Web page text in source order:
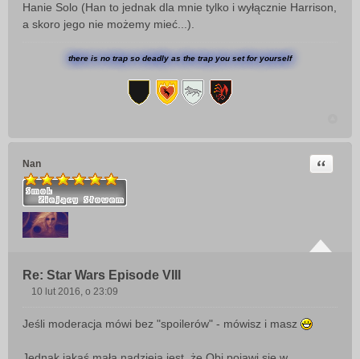
Hanie Solo (Han to jednak dla mnie tylko i wyłącznie Harrison,
a skoro jego nie możemy mieć...).
there is no trap so deadly as the trap you set for yourself
Nan
Re: Star Wars Episode VIII
Cytuj
s
10 lut 2016, o 23:09
Jeśli moderacja mówi bez "spoilerów" - mówisz i masz